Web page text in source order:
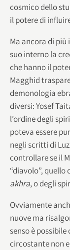
cosmico dello
il potere di
Ma ancora di più
suo interno la
che hanno il
Magghid
demonologia
diversi: Yosef
l’ordine degli
poteva essere
negli scritti di
controllare se il
“diavolo”,
akhra, o degli
Ovviamente
nuove ma
senso è
circostante non